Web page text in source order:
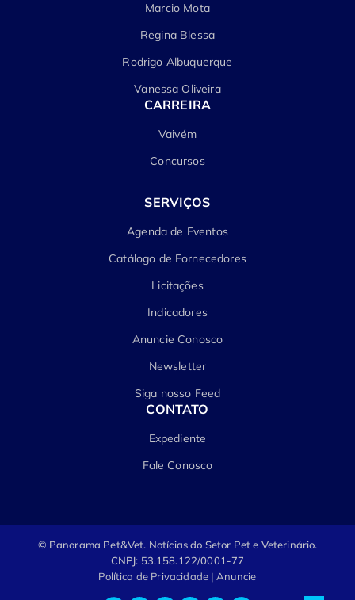
Marcio Mota
Regina Blessa
Rodrigo Albuquerque
Vanessa Oliveira
CARREIRA
Vaivém
Concursos
SERVIÇOS
Agenda de Eventos
Catálogo de Fornecedores
Licitações
Indicadores
Anuncie Conosco
Newsletter
Siga nosso Feed
CONTATO
Expediente
Fale Conosco
© Panorama Pet&Vet. Notícias do Setor Pet e Veterinário.
CNPJ: 53.158.122/0001-77
Política de Privacidade | Anuncie